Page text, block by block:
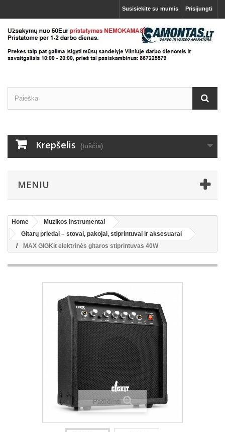
Prisijungti
Susisiekite su mumis
Krepšelis (tuščia)
MENIU
Home
Muzikos instrumentai
Gitarų priedai – stovai, pakojai, stiprintuvai ir aksesuarai
MAX GIGKit elektrinės gitaros stiprintuvas 40W
Padidinti